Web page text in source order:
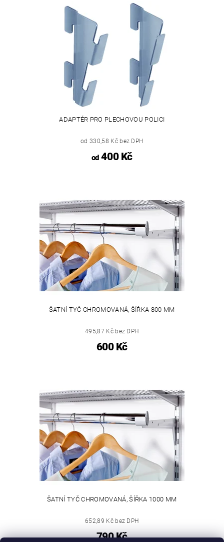
ADAPTÉR PRO PLECHOVOU POLICI
od 330,58 Kč bez DPH
od400 Kč
ŠATNÍ TYČ CHROMOVANÁ, ŠÍŘKA 800 MM
495,87 Kč bez DPH
600 Kč
ŠATNÍ TYČ CHROMOVANÁ, ŠÍŘKA 1000 MM
652,89 Kč bez DPH
790 Kč